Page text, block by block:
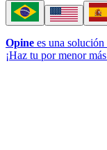
Opine es una solución
¡Haz tu por menor